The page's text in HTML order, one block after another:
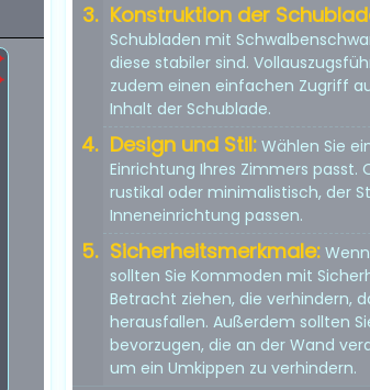
Konstruktion der
Schubladen mit
diese stabiler sind.
zudem einen einfachen Zugriff
Inhalt der Schublade.
Design und Stil: Wählen Sie
Einrichtung Ihres Zimmers passt.
rustikal oder minimalistisch, der
Inneneinrichtung passen.
Sicherheitsmerkmale:
sollten Sie Kommoden mit
Betracht ziehen, die verhindern,
herausfallen. Außerdem sollten
bevorzugen, die an der Wand
um ein Umkippen zu verhindern.